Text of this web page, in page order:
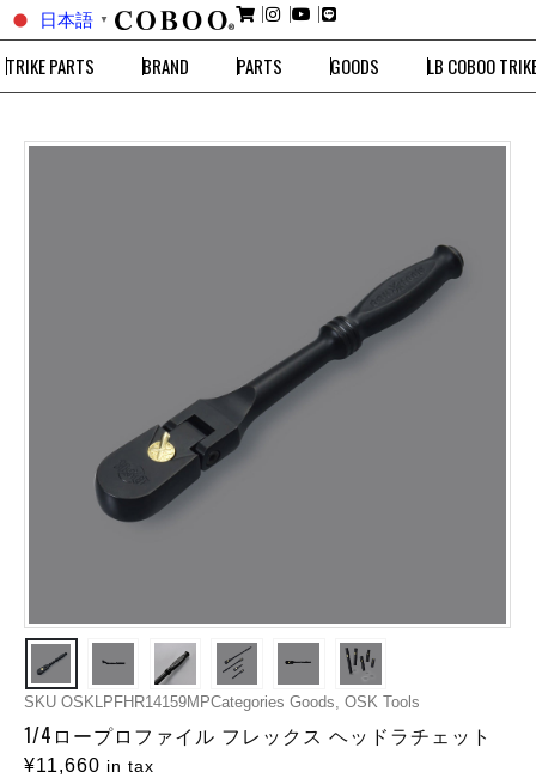
日本語 ▼
TRIKE PARTS BRAND PARTS GOODS LB COBOO
SKU OSKLPFHR14159MPCategories Goods, OSK Tools
1/4ロープロファイル フレックス ヘッドラチェット
¥11,660 in tax